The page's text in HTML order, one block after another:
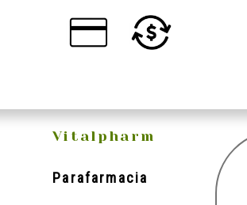
Vitalpharm
Parafarmacia